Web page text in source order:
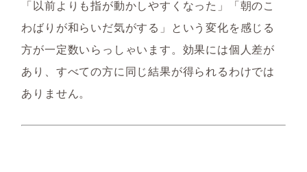
「以前よりも指が動かしやすくなった」「朝のこ
わばりが和らいだ気がする」という変化を感じる
方が一定数いらっしゃいます。効果には個人差が
あり、すべての方に同じ結果が得られるわけでは
ありません。